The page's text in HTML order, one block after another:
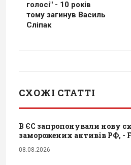
голосі" - 10 років
тому загинув Василь
Сліпак
СХОЖІ СТАТТІ
В ЄС запропонували нову
заморожених активів РФ, -
08.08.2026